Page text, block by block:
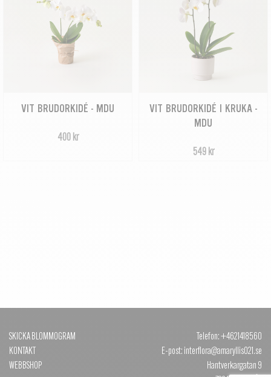
VIT BRUDORKIDÉ - MDU
400 kr
VIT BRUDORKIDÉ I KRUKA -
MDU
549 kr
SKICKA BLOMMOGRAM
KONTAKT
WEBBSHOP
Telefon: +4621418560
E-post: interflora@amaryllis021.se
Hantverkargatan 9